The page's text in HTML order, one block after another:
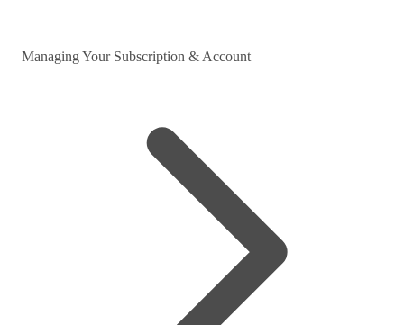
Managing Your Subscription & Account